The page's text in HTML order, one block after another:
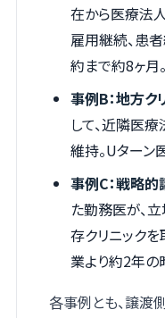
在から医療法
雇用継続、患
約まで約8ヶ月。
事例B：地方ク
して、近隣医
維持。Uターン
事例C：戦略的
た勤務医が、
存クリニック
業より約2年の
各事例とも、譲渡